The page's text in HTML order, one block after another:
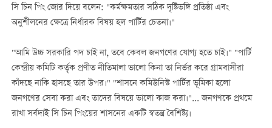
সি চিন পিং জোর দিয়ে বলেন: "কর্মক্ষমতার সঠিক দৃষ্টিভঙ্গি প্রতিষ্ঠা এবং
অনুশীলনের ক্ষেত্রে নির্ধারক বিষয় হল পার্টির চেতনা।"
"আমি উচ্চ সরকারি পদ চাই না, তবে কেবল জনগণের যোগ্য হতে চাই।" "পার্টি
কেন্দ্রীয় কমিটি কর্তৃক প্রণীত নীতিমালা ভালো কিনা তা নির্ভর করে গ্রামবাসীরা
কাঁদছে নাকি হাসছে তার উপর।" "শাসনে কমিউনিস্ট পার্টির ভূমিকা হলো
জনগণের সেবা করা এবং তাদের বিষয়ে ভালো কাজ করা।"... জনগণকে প্রথমে
রাখা সর্বদাই সি চিন পিংয়ের শাসনের একটি স্বতন্ত্র বৈশিষ্ট্য।